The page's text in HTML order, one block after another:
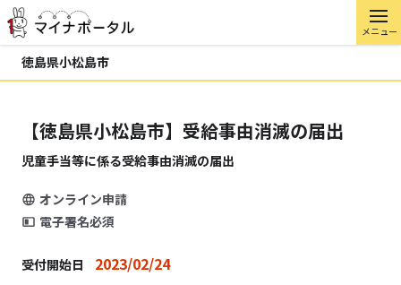
メニュー
徳島県小松島市
【徳島県小松島市】受給事由消滅の届出
児童手当等に係る受給事由消滅の届出
オンライン申請
電子署名必須
受付開始日 2023/02/24